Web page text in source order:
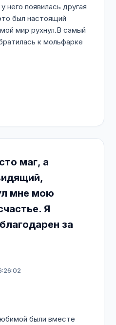
него появилась другая
был настоящий
мир рухнул.В самый
к мольфарке
маг, а
мне мою
Я
за
были вместе